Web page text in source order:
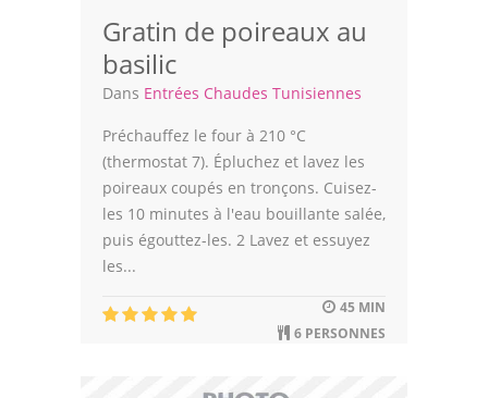
Gratin de poireaux au
basilic
Dans Entrées Chaudes Tunisiennes
Préchauffez le four à 210 °C
(thermostat 7). Épluchez et lavez les
poireaux coupés en tronçons. Cuisez-
les 10 minutes à l'eau bouillante salée,
puis égouttez-les. 2 Lavez et essuyez
les...
45 MIN
6 PERSONNES